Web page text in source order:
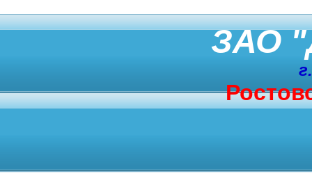
ЗАО